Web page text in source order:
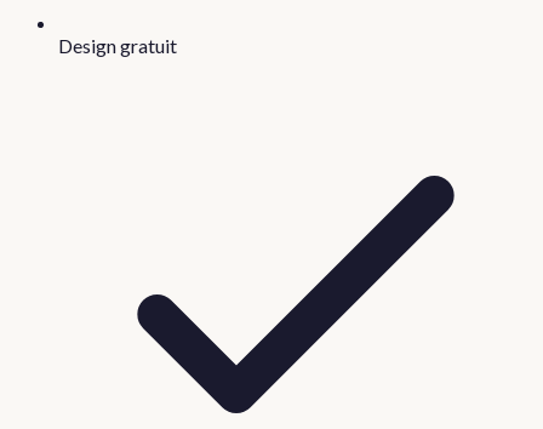
Design gratuit